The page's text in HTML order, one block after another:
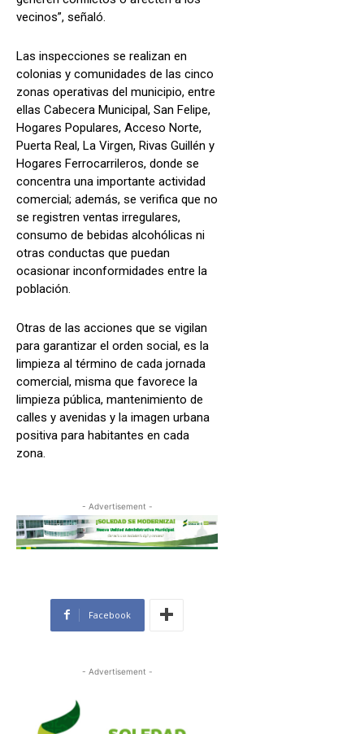
vecinos”, señaló.
Las inspecciones se realizan en
colonias y comunidades de las cinco
zonas operativas del municipio, entre
ellas Cabecera Municipal, San Felipe,
Hogares Populares, Acceso Norte,
Puerta Real, La Virgen, Rivas Guillén y
Hogares Ferrocarrileros, donde se
concentra una importante actividad
comercial; además, se verifica que no
se registren ventas irregulares,
consumo de bebidas alcohólicas ni
otras conductas que puedan
ocasionar inconformidades entre la
población.
Otras de las acciones que se vigilan
para garantizar el orden social, es la
limpieza al término de cada jornada
comercial, misma que favorece la
limpieza pública, mantenimiento de
calles y avenidas y la imagen urbana
positiva para habitantes en cada
zona.
- Advertisement -
Facebook
- Advertisement -